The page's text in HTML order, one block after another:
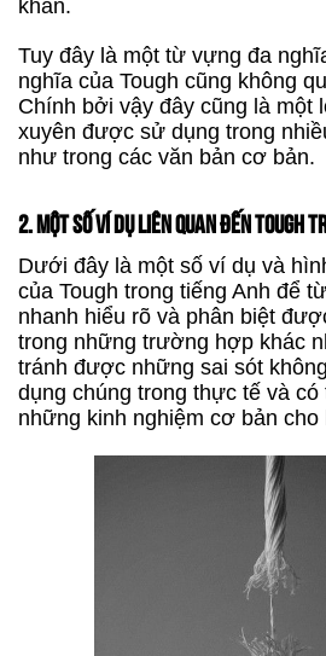
khăn.
Tuy đây là một từ vựng đa
nghĩa của Tough cũng không
Chính bởi vậy đây cũng là một
xuyên được sử dụng trong
như trong các văn bản cơ bản.
2. MỘT SỐ VÍ DỤ LIÊN QUAN ĐẾN TOUGH
Dưới đây là một số ví dụ và
của Tough trong tiếng Anh để
nhanh hiểu rõ và phân biệt
trong những trường hợp khác
tránh được những sai sót
dụng chúng trong thực tế và
những kinh nghiệm cơ bản cho